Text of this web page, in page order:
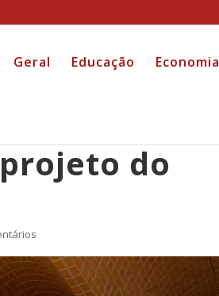
Geral Educação Economia
do